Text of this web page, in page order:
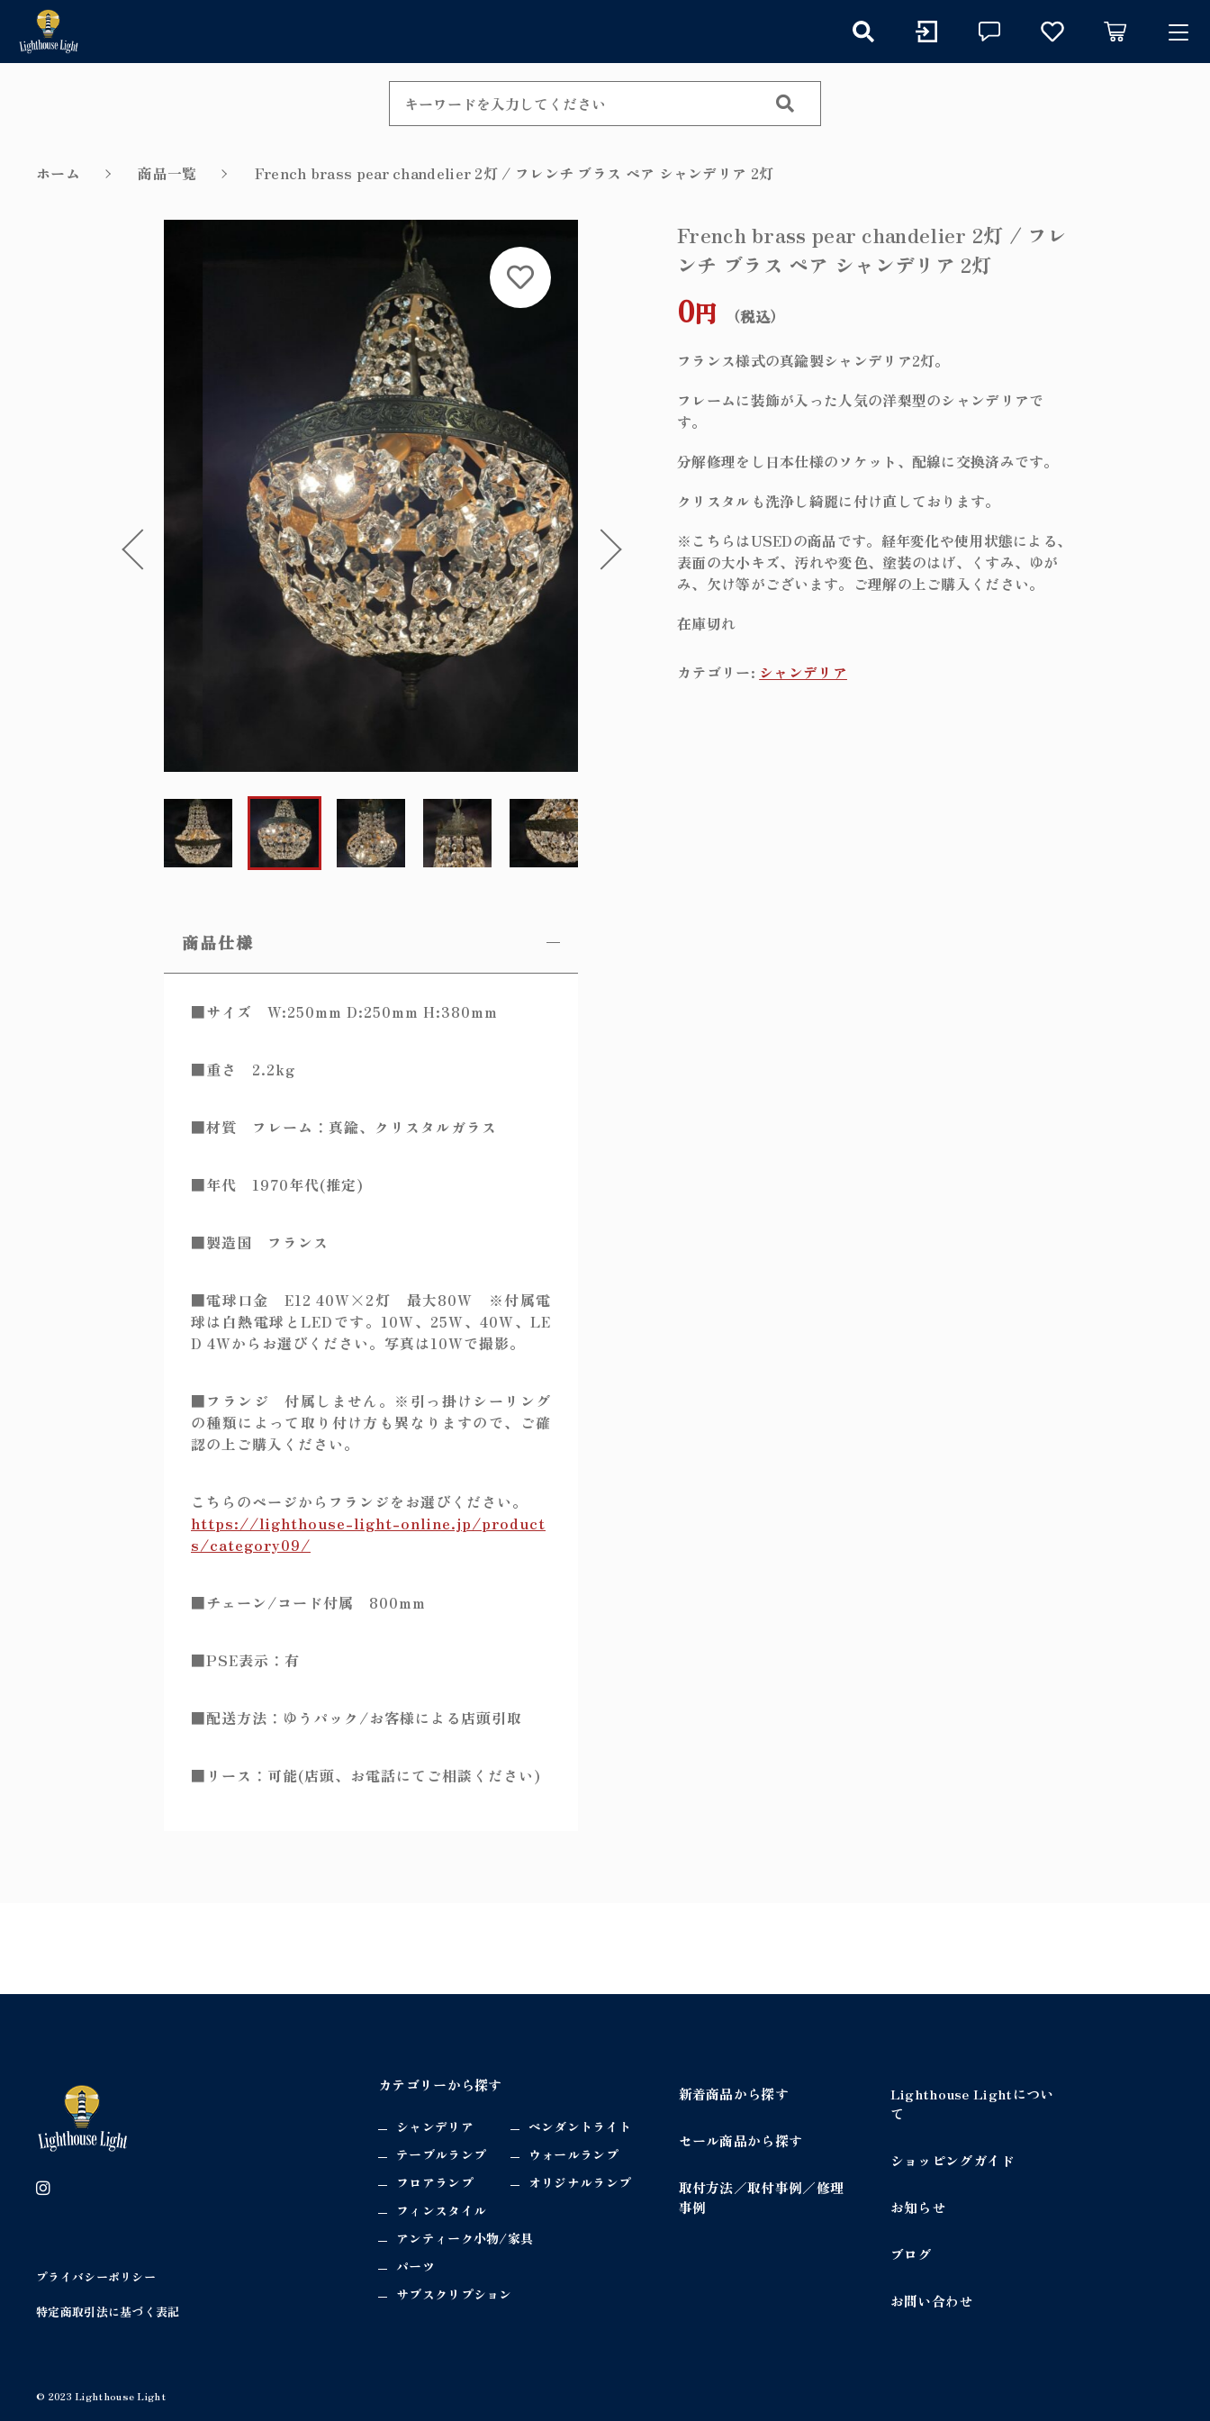
ホーム 商品一覧 French brass pear chandelier 2灯 / フレンチ ブラス ペア シャンデリア 2灯
商品仕様
■サイズ W:250mm D:250mm H:380mm
■重さ 2.2kg
■材質 フレーム：真鍮、クリスタルガラス
■年代 1970年代(推定)
■製造国 フランス
■電球口金 E12 40W×2灯 最大80W ※付属電
球は白熱電球とLEDです。10W、25W、40W、LE
D 4Wからお選びください。写真は10Wで撮影。
■フランジ 付属しません。※引っ掛けシーリング
の種類によって取り付け方も異なりますので、ご確
認の上ご購入ください。
こちらのページからフランジをお選びください。
https://lighthouse-light-online.jp/product
s/category09/
■チェーン/コード付属 800mm
■PSE表示：有
■配送方法：ゆうパック/お客様による店頭引取
■リース：可能(店頭、お電話にてご相談ください)
French brass pear chandelier 2灯 / フレ
ンチ ブラス ペア シャンデリア 2灯
0円 （税込）
フランス様式の真鍮製シャンデリア2灯。
フレームに装飾が入った人気の洋梨型のシャンデリアで
す。
分解修理をし日本仕様のソケット、配線に交換済みです。
クリスタルも洗浄し綺麗に付け直しております。
※こちらはUSEDの商品です。経年変化や使用状態による、
表面の大小キズ、汚れや変色、塗装のはげ、くすみ、ゆが
み、欠け等がございます。ご理解の上ご購入ください。
在庫切れ
カテゴリー: シャンデリア
プライバシーポリシー
特定商取引法に基づく表記
© 2023 Lighthouse Light
カテゴリーから探す
シャンデリア
ペンダントライト
テーブルランプ
ウォールランプ
フロアランプ
オリジナルランプ
フィンスタイル
アンティーク小物/家具
パーツ
サブスクリプション
新着商品から探す
セール商品から探す
取付方法／取付事例／修理
事例
Lighthouse Lightについ
て
ショッピングガイド
お知らせ
ブログ
お問い合わせ
カートに商品を追加しました
ショッピングを続ける カートを確認する
Category
カテゴリーから探す
ペンダントライト
テーブルランプ
オリジナルランプ
フィンスタイル
サブスクリプション
セール商品から探す
Installation method/Installation exam
子カテゴリ
～ 在庫あり セール